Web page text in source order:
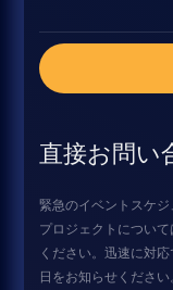
直接お問い
緊急のイベントスケ
プロジェクトについ
ください。迅速に対
日をお知らせください